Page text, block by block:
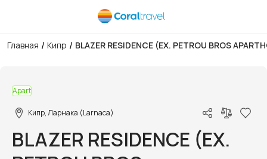
Главная / Кипр / BLAZER RESIDENCE (EX. PETROU BROS
Apart
Кипр, Ларнака (Larnaca)
BLAZER RESIDENCE (EX.